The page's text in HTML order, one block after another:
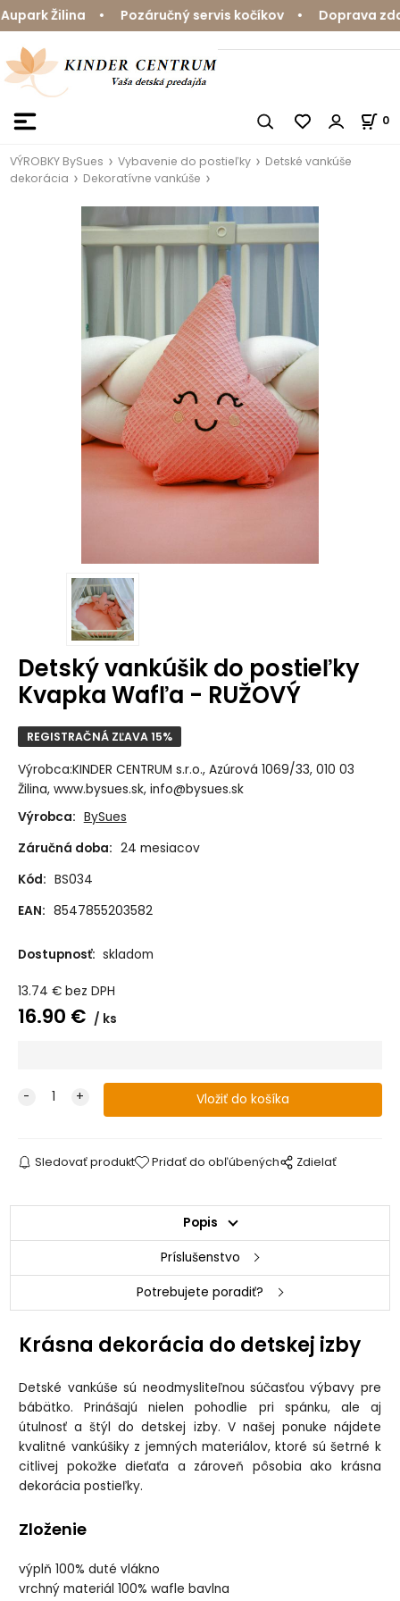
Žilina • Pozáručný servis kočíkov • Doprava
0
VÝROBKY BySues Vybavenie do postieľky
Detské vankúše
dekorácia
Dekoratívne vankúše
Detský vankúšik do postieľky
Kvapka Wafľa - RUŽOVÝ
REGISTRAČNÁ ZĽAVA 15%
Výrobca:KINDER CENTRUM s.r.o., Azúrová 1069/33, 010 03
Žilina, www.bysues.sk, info@bysues.sk
Výrobca: BySues
Záručná doba: 24 mesiacov
Kód: BS034
EAN: 8547855203582
Dostupnosť: skladom
13.74 € bez DPH
16.90 € ks
Sledovať produkt Pridať do obľúbených Zdielať
Popis
Príslušenstvo
Potrebujete poradiť?
Krásna dekorácia do detskej izby
Detské vankúše sú neodmysliteľnou súčasťou výbavy pre
bábätko. Prinášajú nielen pohodlie pri spánku, ale aj
útulnosť a štýl do detskej izby. V našej ponuke nájdete
kvalitné vankúšiky z jemných materiálov, ktoré sú šetrné k
citlivej pokožke dieťaťa a zároveň pôsobia ako krásna
dekorácia postieľky.
Zloženie
výplň 100% duté vlákno
vrchný materiál 100% wafle bavlna